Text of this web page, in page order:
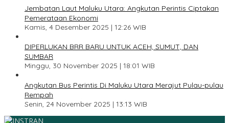
Jembatan Laut Maluku Utara: Angkutan Perintis Ciptakan
Pemerataan Ekonomi
Kamis, 4 Desember 2025 | 12:26 WIB
DIPERLUKAN BRR BARU UNTUK ACEH, SUMUT, DAN
SUMBAR
Minggu, 30 November 2025 | 18:01 WIB
Angkutan Bus Perintis Di Maluku Utara Merajut Pulau-pulau
Rempah
Senin, 24 November 2025 | 13:13 WIB